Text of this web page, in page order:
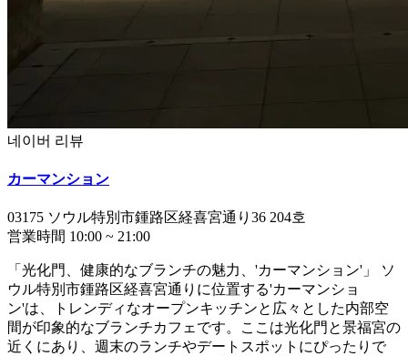
네이버 리뷰
カーマンション
03175 ソウル特別市鍾路区経喜宮通り36 204호
営業時間 10:00 ~ 21:00
「光化門、健康的なブランチの魅力、'カーマンション'」 ソ
ウル特別市鍾路区経喜宮通りに位置する'カーマンショ
ン'は、トレンディなオープンキッチンと広々とした内部空
間が印象的なブランチカフェです。ここは光化門と景福宮の
近くにあり、週末のランチやデートスポットにぴったりで